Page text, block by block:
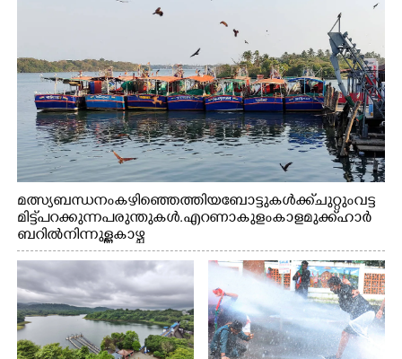
മത്സ്യബന്ധനം കഴിഞ്ഞെത്തിയ ബോട്ടുകൾക്ക് ചുറ്റും വട്ട
മിട്ട് പറക്കുന്ന പരുന്തുകൾ. എറണാകുളം കാളമുക്ക് ഹാർ
ബറിൽ നിന്നുള്ള കാഴ്ച